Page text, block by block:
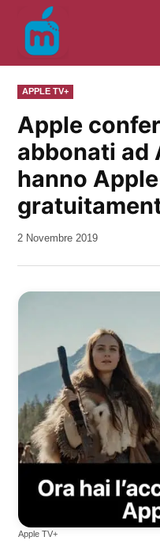
contenuto
PUBBLICATO
IN
APPLE TV+
Apple
abbonati ad
hanno
da
2 Novembre 2019
Apple TV+